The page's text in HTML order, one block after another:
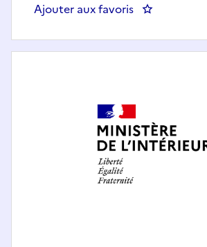
Ajouter aux favoris :